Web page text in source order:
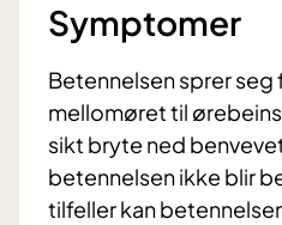
Symptomer
Betennelsen sprer seg
mellomøret til
sikt bryte ned
betennelsen ikke blir
tilfeller kan